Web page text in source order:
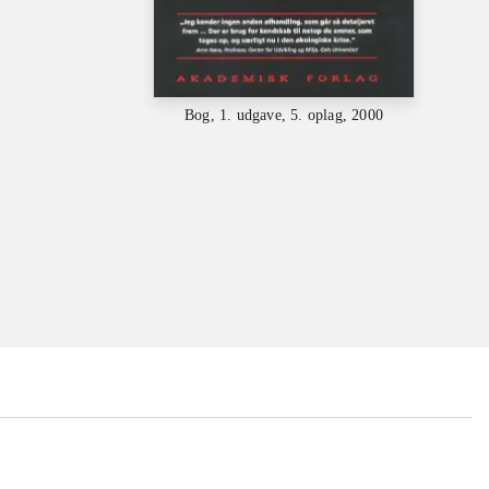
Bog, 1. udgave, 5. oplag, 2000